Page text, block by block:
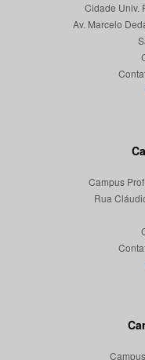
Cidade Univ.
Av. Marcelo
Campus
Rua